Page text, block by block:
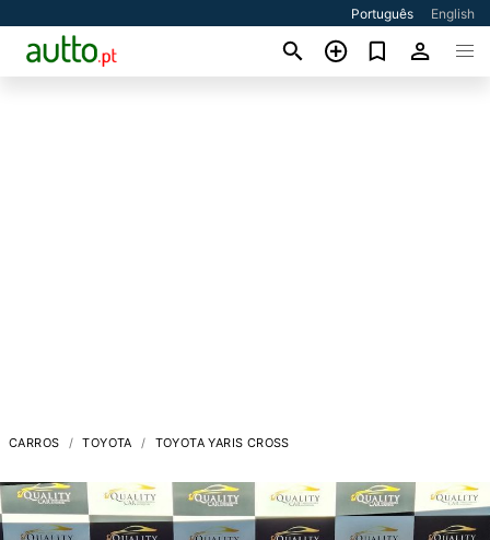
Português English
CARROS TOYOTA TOYOTA YARIS CROSS